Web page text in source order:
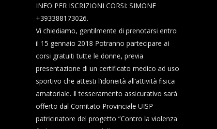
INFO PER ISCRIZIONI CORSI: SIMONE
+393388173026.
Vi chiediamo, gentilmente di prenotarsi entro
il 15 gennaio 2018 Potranno partecipare ai
corsi gratuiti tutte le donne, previa
presentazione di un certificato medico ad uso
sportivo che attesti l’idoneità all’attività fisica
amatoriale. Il tesseramento assicurativo sarà
offerto dal Comitato Provinciale UISP
patricinatore del progetto “Contro la violenza